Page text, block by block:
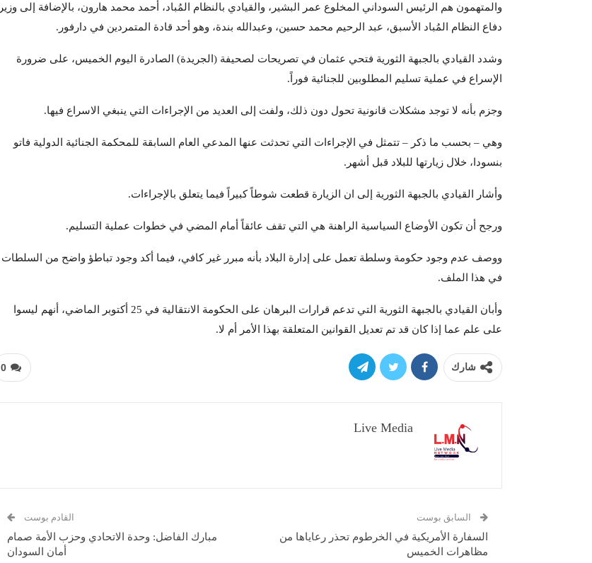
والمتهمون هم الرئيس السوداني المخلوع عمر البشير، والقيادي بالنظام المُباد، أحمد محمد هارون، بالإضافة إلى وزير
دفاع النظام المُباد الأسبق، عبد الرحيم محمد حسين، وعبدالله بندة، وهو أحد قادة المتمردين في دارفور.
وشدد القيادي بالجبهة الثورية فتحي عثمان في تصريحات لصحيفة (الجريدة) الصادرة اليوم الخميس، على ضرورة
الإسراع في عملية تسليم المطلوبين للجنائية فوراً.
وجزم بأنه لا توجد مشكلات قانونية تحول دون ذلك، ولفت إلى العديد من الإجراءات التي ينبغي الاسراع فيها.
وهي – بحسب ما ذكر – تتمثل في الإجراءات التي تحدثت عنها المدعي العام السابقة للمحكمة الجنائية الدولية فاتو
بنسودا، خلال زيارتها للبلاد قبل أشهر.
وأشار القيادي بالجبهة الثورية إلى ان الزيارة قطعت شوطاً كبيراً فيما يتعلق بالإجراءات.
ورجح أن تكون الأوضاع السياسية الراهنة هي التي تقف عائقاً أمام المضي في خطوات عملية التسليم.
ووصف عدم وجود حكومة وسلطة تعمل على إدارة البلاد بأنه مبرر غير كافي، فيما أكد وجود تباطؤ واضح من السلطات
في هذا الملف.
وأبان القيادي بالجبهة الثورية التي تدعم قرارات البرهان على الحكومة الانتقالية في 25 أكتوبر الماضي، أنهم ليسوا
على علم عما إذا كان قد تم تعديل القوانين المتعلقة بهذا الأمر أم لا.
0 شارك
Live Media
السابق بوست
السفارة الأمريكية في الخرطوم تحذر رعاياها من
مظاهرات الخميس
القادم بوست
مبارك الفاضل: وحدة الاتحادي وحزب الأمة صمام
أمان السودان